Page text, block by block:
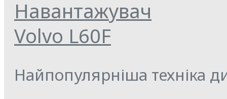
Навантажувач
Volvo L60F
Найпопулярніша техніка